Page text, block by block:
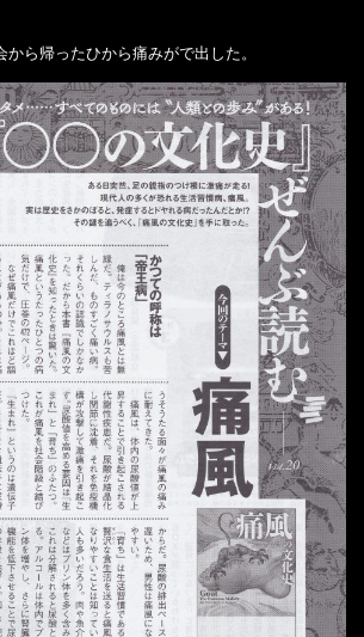
ら帰ったひから痛みがで出した。